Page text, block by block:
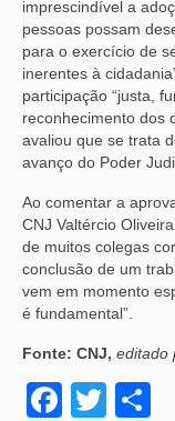
SAÚDE
imprescindível a
pessoas possam
para o exercício de
inerentes à
participação “justa,
reconhecimento dos
avaliou que se trata
avanço do Poder
Ao comentar a
CNJ Valtércio
de muitos colegas
conclusão de um
vem em momento
é fundamental”.
Fonte: CNJ, editado